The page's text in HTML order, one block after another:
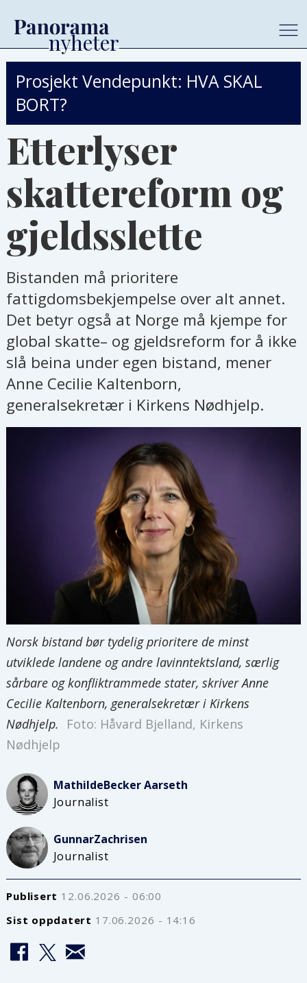
Prosjekt Vendepunkt: HVA SKAL
BORT?
Etterlyser
skattereform og
gjeldsslette
Bistanden må prioritere
fattigdomsbekjempelse over alt annet.
Det betyr også at Norge må kjempe for
global skatte– og gjeldsreform for å ikke
slå beina under egen bistand, mener
Anne Cecilie Kaltenborn,
generalsekretær i Kirkens Nødhjelp.
Norsk bistand bør tydelig prioritere de minst
utviklede landene og andre lavinntektsland, særlig
sårbare og konfliktrammede stater, skriver Anne
Cecilie Kaltenborn, generalsekretær i Kirkens
Nødhjelp.
Foto: Håvard Bjelland, Kirkens
Nødhjelp
MathildeBecker Aarseth
Journalist
GunnarZachrisen
Journalist
Publisert
12.06.2026 - 06:00
Sist oppdatert
17.06.2026 - 14:16